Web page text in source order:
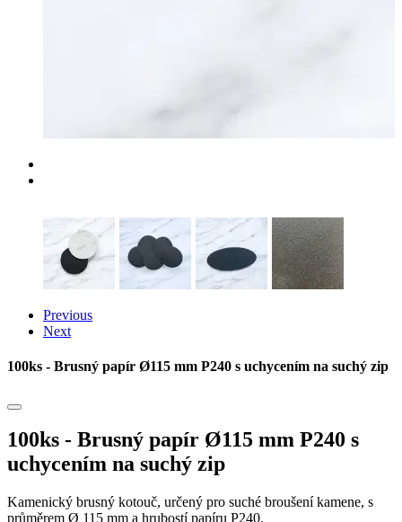
Previous
Next
100ks - Brusný papír Ø115 mm P240 s uchycením na suchý zip
100ks - Brusný papír Ø115 mm P240 s
uchycením na suchý zip
Kamenický brusný kotouč, určený pro suché broušení kamene, s
průměrem Ø 115 mm a hrubostí papíru P240.